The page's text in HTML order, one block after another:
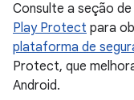
Consulte a seção de
Play Protect para
plataforma de
Protect, que
Android.